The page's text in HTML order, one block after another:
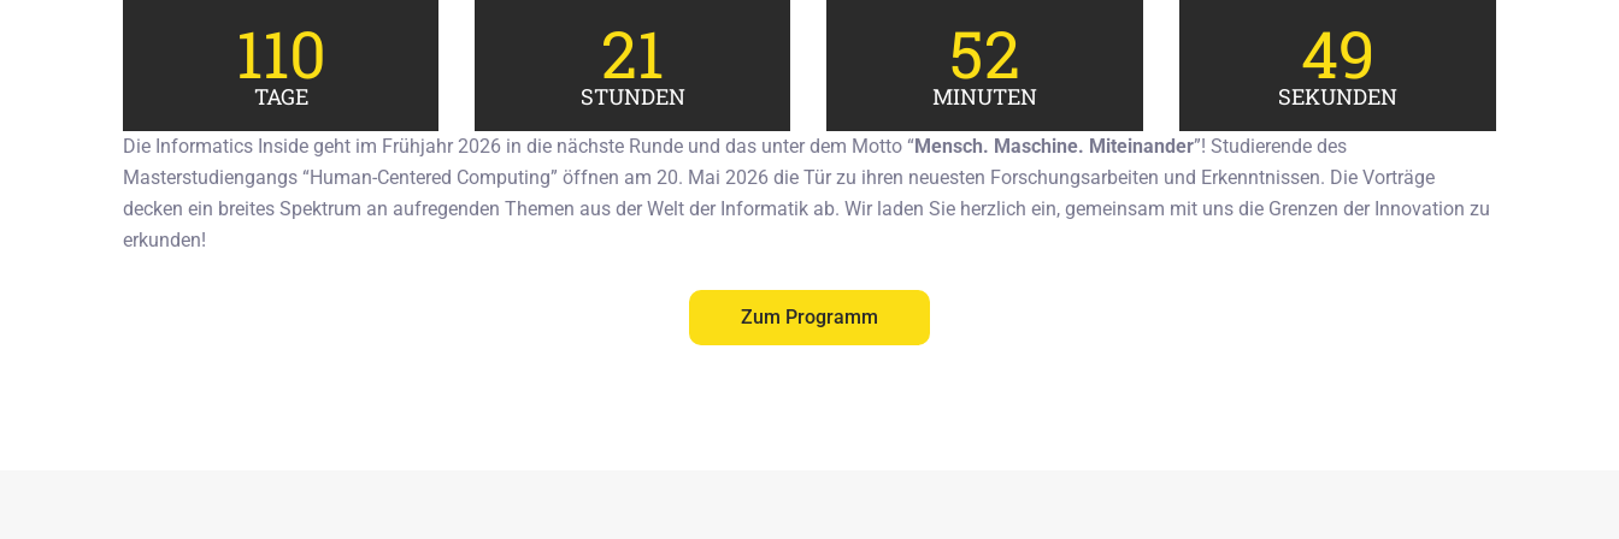
110
TAGE 21
STUNDEN 52
MINUTEN 48
SEKUNDEN
Die Informatics Inside geht im Frühjahr 2026 in die nächste Runde und das unter dem Motto “Mensch. Maschine. Miteinander”! Studierende des
Masterstudiengangs “Human-Centered Computing” öffnen am 20. Mai 2026 die Tür zu ihren neuesten Forschungsarbeiten und Erkenntnissen. Die Vorträge
decken ein breites Spektrum an aufregenden Themen aus der Welt der Informatik ab. Wir laden Sie herzlich ein, gemeinsam mit uns die Grenzen der Innovation zu
erkunden!
Zum Programm